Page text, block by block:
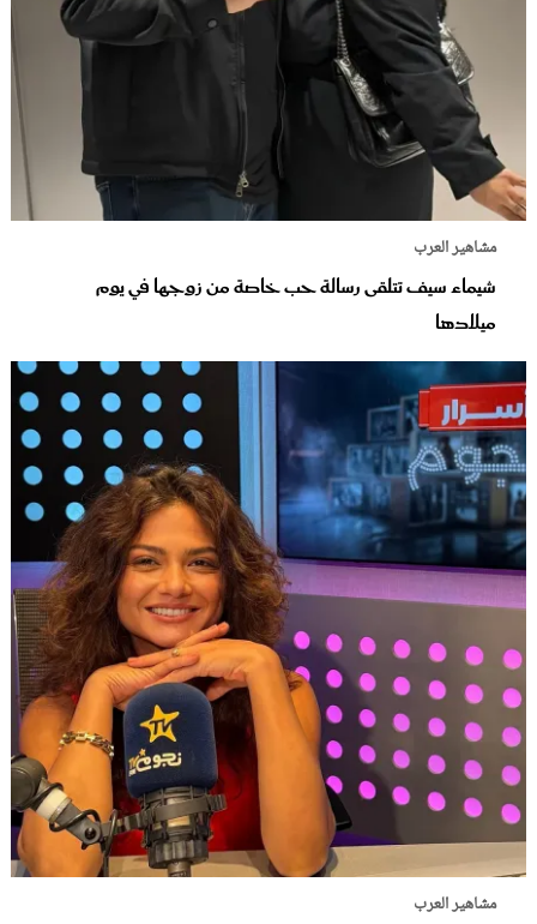
مشاهير العرب
شيماء سيف تتلقى رسالة حب خاصة من زوجها في يوم
ميلادها
مشاهير العرب